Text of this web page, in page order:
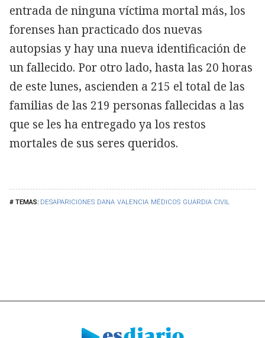
DESAPARICIONES DANA VALENCIA MÉDICOS GUARDIA CIVIL
entrada de ninguna víctima mortal más, los
forenses han practicado dos nuevas
autopsias y hay una nueva identificación de
un fallecido. Por otro lado, hasta las 20 horas
de este lunes, ascienden a 215 el total de las
familias de las 219 personas fallecidas a las
que se les ha entregado ya los restos
mortales de sus seres queridos.